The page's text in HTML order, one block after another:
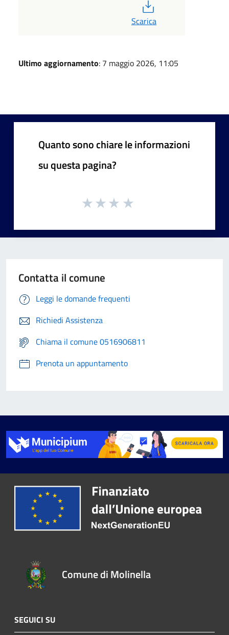
Scarica
Ultimo aggiornamento: 7 maggio 2026, 11:05
Quanto sono chiare le informazioni
su questa pagina?
Contatta il comune
Leggi le domande frequenti
Richiedi Assistenza
Chiama il comune 0516906811
Prenota un appuntamento
Comune di Molinella
SEGUICI SU